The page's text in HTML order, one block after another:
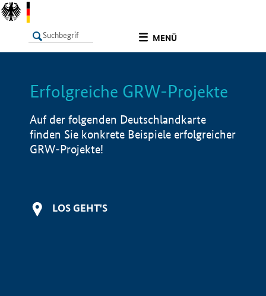
MENÜ
LISTE Info
Erfolgreiche GRW-Projekte
Auf der folgenden Deutschlandkarte
finden Sie konkrete Beispiele erfolgreicher
GRW-Projekte!
LOS GEHT'S